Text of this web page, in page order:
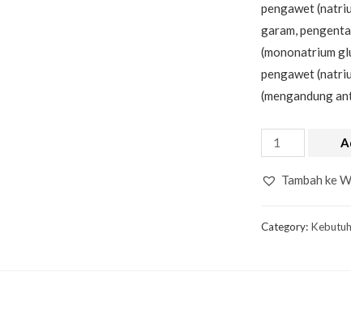
pengawet
garam,
(mononatrium
pengawet
(mengandung
Tambah ke
Category: